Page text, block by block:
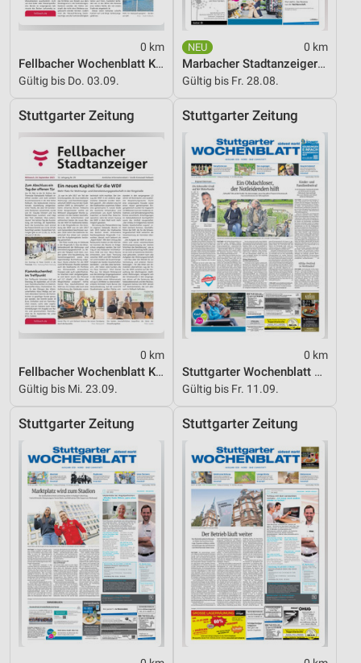
0 km
Fellbacher Wochenblatt KW 23_2026
Gültig bis Do. 03.09.
0 km
Marbacher Stadtanzeiger KW32
Gültig bis Fr. 28.08.
Stuttgarter Zeitung
0 km
Fellbacher Wochenblatt KW 39
Gültig bis Mi. 23.09.
Stuttgarter Zeitung
0 km
Stuttgarter Wochenblatt KW 24_2026
Gültig bis Fr. 11.09.
Stuttgarter Zeitung Stuttgarter Zeitung